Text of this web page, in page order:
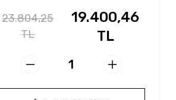
23.804,25
TL
19.400,46
TL